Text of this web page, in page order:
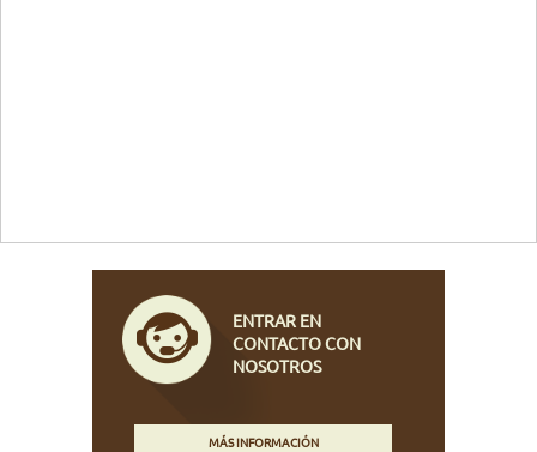
ENTRAR EN
CONTACTO CON
NOSOTROS
MÁS INFORMACIÓN